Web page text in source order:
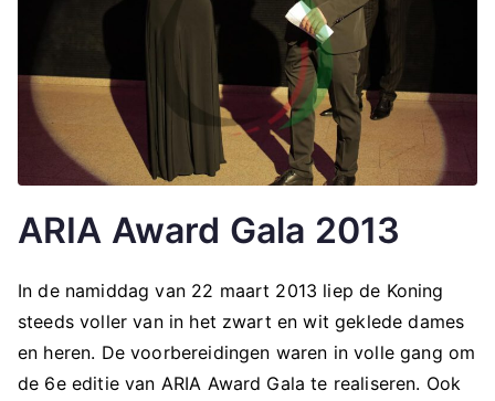
ARIA Award Gala 2013
In de namiddag van 22 maart 2013 liep de Koning
steeds voller van in het zwart en wit geklede dames
en heren. De voorbereidingen waren in volle gang om
de 6e editie van ARIA Award Gala te realiseren. Ook